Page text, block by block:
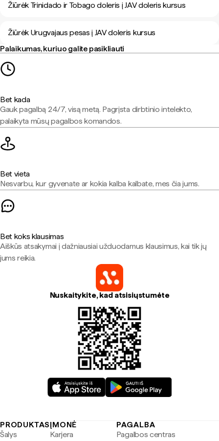
Žiūrėk Trinidado ir Tobago doleris į JAV doleris kursus
Žiūrėk Urugvajaus pesas į JAV doleris kursus
Palaikumas, kuriuo galite pasikliauti
Bet kada
Gauk pagalbą 24/7, visą metą. Pagrįsta dirbtinio intelekto,
palaikyta mūsų pagalbos komandos.
Bet vieta
Nesvarbu, kur gyvenate ar kokia kalba kalbate, mes čia jums.
Bet koks klausimas
Aiškūs atsakymai į dažniausiai užduodamus klausimus, kai tik jų
jums reikia.
Nuskaitykite, kad atsisiųstumėte
PRODUKTAS
Šalys
ĮMONĖ
Karjera
PAGALBA
Pagalbos centras